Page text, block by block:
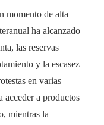
momento de alta
ha alcanzado
las reservas
y la escasez
en varias
acceder a productos
mientras la